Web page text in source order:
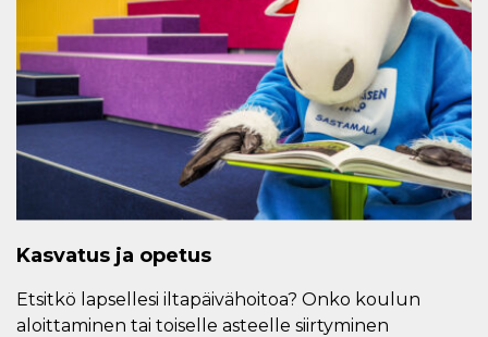
Kasvatus ja opetus
Etsitkö lapsellesi iltapäivähoitoa? Onko koulun
aloittaminen tai toiselle asteelle siirtyminen